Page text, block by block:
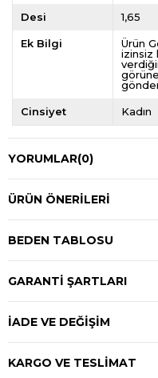
Desi 1,65
Ek Bilgi
Ürün
izinsiz
Cinsiyet Kadın
YORUMLAR(0)
ÜRÜN ÖNERILERI
BEDEN TABLOSU
GARANTİ ŞARTLARI
İADE VE DEĞİŞİM
KARGO VE TESLİMAT